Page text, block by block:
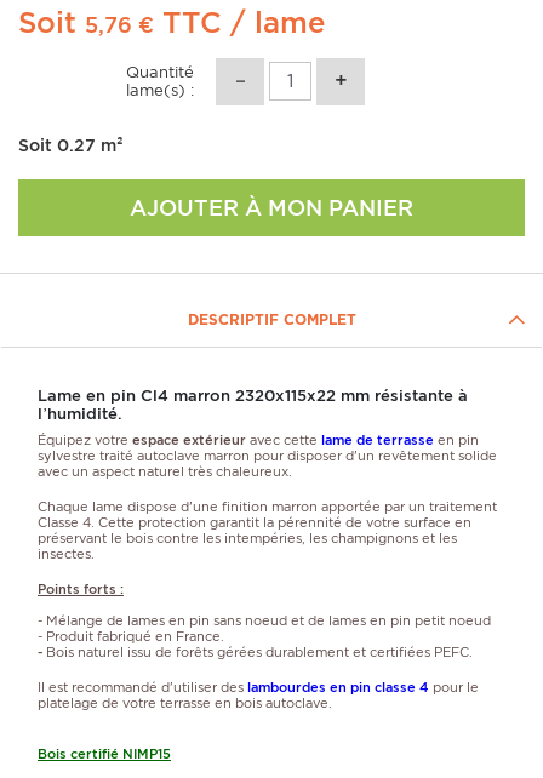
Soit 5,76 € TTC / lame
Quantité
lame(s) :
Soit 0.27 m²
AJOUTER À MON PANIER
DESCRIPTIF COMPLET
Lame en pin Cl4 marron 2320x115x22 mm résistante à
l’humidité.
Équipez votre espace extérieur avec cette lame de terrasse en pin
sylvestre traité autoclave marron pour disposer d'un revêtement solide
avec un aspect naturel très chaleureux.
Chaque lame dispose d'une finition marron apportée par un traitement
Classe 4. Cette protection garantit la pérennité de votre surface en
préservant le bois contre les intempéries, les champignons et les
insectes.
Points forts :
- Mélange de lames en pin sans noeud et de lames en pin petit noeud
- Produit fabriqué en France.
- Bois naturel issu de forêts gérées durablement et certifiées PEFC.
Il est recommandé d'utiliser des lambourdes en pin classe 4 pour le
platelage de votre terrasse en bois autoclave.
Bois certifié NIMP15